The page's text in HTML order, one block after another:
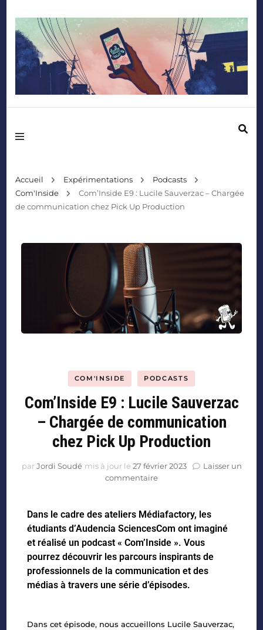
Accueil Expérimentations
Podcasts
Com'Inside
Com’Inside E9 : Lucile Sauverzac – Chargée
de communication chez Pick Up Production
COM'INSIDE PODCASTS
Com’Inside E9 : Lucile Sauverzac
– Chargée de communication
chez Pick Up Production
parJordi Soudé mis à jour le 27 février 2023
Laisser un
commentaire
Dans le cadre des ateliers Médiafactory, les
étudiants d’Audencia SciencesCom ont imaginé
et réalisé un podcast « Com’Inside ». Vous
pourrez découvrir les parcours inspirants de
professionnels de la communication et des
médias à travers une série d’épisodes.
Dans cet épisode, nous accueillons Lucile Sauverzac,